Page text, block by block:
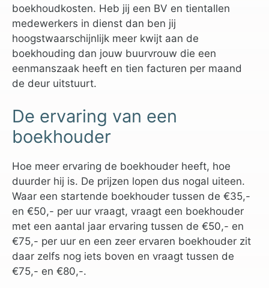
boekhoudkosten. Heb jij een BV en tientallen
medewerkers in dienst dan ben jij
hoogstwaarschijnlijk meer kwijt aan de
boekhouding dan jouw buurvrouw die een
eenmanszaak heeft en tien facturen per maand
de deur uitstuurt.
De ervaring van een
boekhouder
Hoe meer ervaring de boekhouder heeft, hoe
duurder hij is. De prijzen lopen dus nogal uiteen.
Waar een startende boekhouder tussen de €35,-
en €50,- per uur vraagt, vraagt een boekhouder
met een aantal jaar ervaring tussen de €50,- en
€75,- per uur en een zeer ervaren boekhouder zit
daar zelfs nog iets boven en vraagt tussen de
€75,- en €80,-.